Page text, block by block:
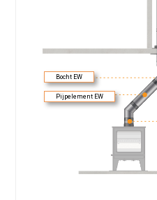
Bocht EW
Pijpelement EW